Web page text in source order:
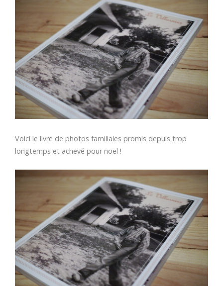
Voici le livre de photos familiales promis depuis trop
longtemps et achevé pour noël !